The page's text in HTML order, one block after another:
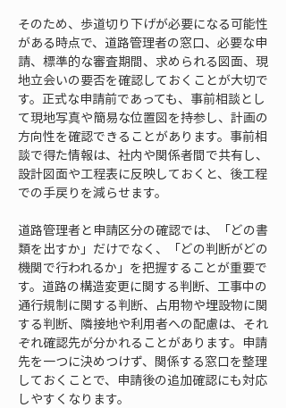
そのため、歩道切り下げが必要になる可能性
がある時点で、道路管理者の窓口、必要な申
請、標準的な審査期間、求められる図面、現
地立会いの要否を確認しておくことが大切で
す。正式な申請前であっても、事前相談とし
て現地写真や簡易な位置図を持参し、計画の
方向性を確認できることがあります。事前相
談で得た情報は、社内や関係者間で共有し、
設計図面や工程表に反映しておくと、後工程
での手戻りを減らせます。
道路管理者と申請区分の確認では、「どの書
類を出すか」だけでなく、「どの判断がどの
機関で行われるか」を把握することが重要で
す。道路の構造変更に関する判断、工事中の
通行規制に関する判断、占用物や埋設物に関
する判断、隣接地や利用者への配慮は、それ
ぞれ確認先が分かれることがあります。申請
先を一つに決めつけず、関係する窓口を整理
しておくことで、申請後の追加確認にも対応
しやすくなります。